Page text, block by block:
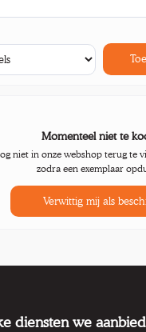
Momenteel niet te
niet in onze webshop terug te
zodra een exemplaar
Verwittig mij als
diensten we